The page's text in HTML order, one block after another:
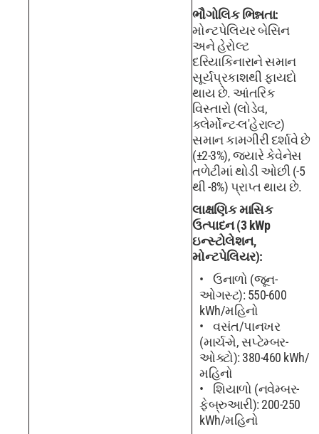
ભૌગોલિક ભિન્નતા:
મોન્ટપેલિયર બેસિન
અને હેરોલ્ટ
દરિયાકિનારાને સમાન
સૂર્યપ્રકાશથી ફાયદો
થાય છે. આંતરિક
વિસ્તારો (લોડેવ,
ક્લેર્મોન્ટ-લ'હેરાલ્ટ)
સમાન કામગીરી દર્શાવે છે
(±2-3%), જ્યારે કેવેનેસ
તળેટીમાં થોડી ઓછી (-5
થી -8%) પ્રાપ્ત થાય છે.
લાક્ષણિક માસિક
ઉત્પાદન (3 kWp
ઇન્સ્ટોલેશન,
મોન્ટપેલિયર):
ઉનાળો (જૂન-
ઓગસ્ટ): 550-600
kWh/મહિનો
વસંત/પાનખર
(માર્ચ-મે, સપ્ટેમ્બર-
ઓક્ટો): 380-460 kWh/
મહિનો
શિયાળો (નવેમ્બર-
ફેબ્રુઆરી): 200-250
kWh/મહિનો